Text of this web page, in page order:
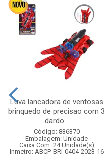
Luva lancadora de ventosas
brinquedo de precisao com 3
dardo...
Código: 836370
Embalagem: Unidade
Caixa Com: 24 Unidade(s)
Inmetro: ABCP-BRI-0404-2023-16